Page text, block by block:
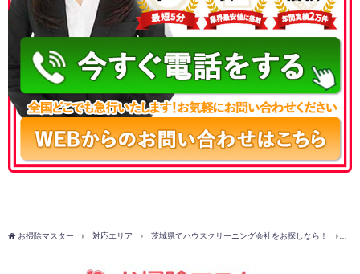
050-3177-5687
お掃除マスター 対応エリア 茨城県でハウスクリーニング会社をお探しなら！